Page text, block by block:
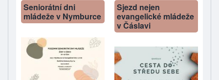
Seniorátní dni
mládeže v Nymburce
Sjezd nejen
evangelické mládeže
v Čáslavi